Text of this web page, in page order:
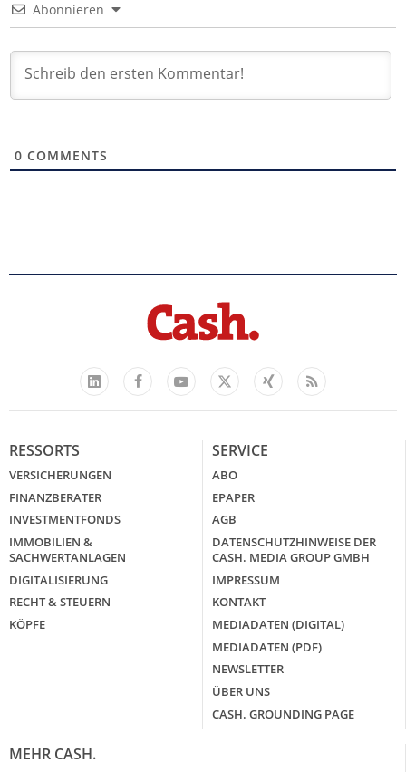
Abonnieren
0 COMMENTS
LinkedIn
FacebookYouTube
X
Xing Feed
RESSORTS
VERSICHERUNGEN
FINANZBERATER
INVESTMENTFONDS
IMMOBILIEN &
SACHWERTANLAGEN
DIGITALISIERUNG
RECHT & STEUERN
KÖPFE
SERVICE
ABO
EPAPER
AGB
DATENSCHUTZHINWEISE DER
CASH. MEDIA GROUP GMBH
IMPRESSUM
KONTAKT
MEDIADATEN (DIGITAL)
MEDIADATEN (PDF)
NEWSLETTER
ÜBER UNS
CASH. GROUNDING PAGE
MEHR CASH.